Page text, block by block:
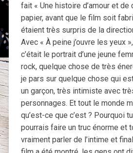
fait « Une histoire d’amour et de
papier, avant que le film soit
étaient très surpris de la
Avec « À peine j’ouvre les yeux
c’était le portrait d’une jeune
rock, quelque chose de très
je pars sur quelque chose qui
un garçon, très intimiste avec
personnages. Et tout le monde
qu’est-ce que c’est ? Pourquoi
pourrais faire un truc énorme et
vraiment parler de l’intime et